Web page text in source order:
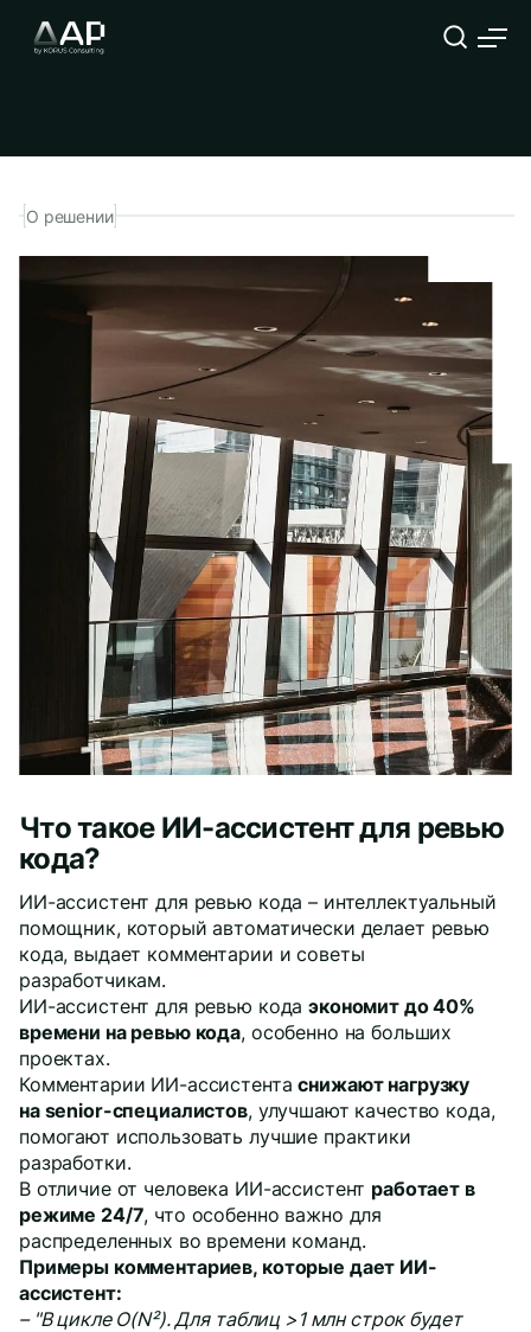
ревью кода
О решении
Что такое ИИ-ассистент для ревью
кода?
ИИ-ассистент для ревью кода – интеллектуальный
помощник, который автоматически делает ревью
кода, выдает комментарии и советы
разработчикам.
ИИ-ассистент для ревью кодаэкономит до 40%
времени на ревью кода, особенно на больших
проектах.
Комментарии ИИ-ассистентаснижают нагрузку
на senior-специалистов, улучшают качество кода,
помогают использовать лучшие практики
разработки.
В отличие от человека ИИ-ассистент работает в
режиме 24/7, что особенно важно для
распределенных во времени команд.
Примеры комментариев, которые дает ИИ-
ассистент:
– "В цикле O(N²). Для таблиц >1 млн строк будет
Компания
Должность
Телефон Корпоративный E-mail
Опишите подробнее Вашу задачу
согласиена обработку персональных данных
Политика обработки персональных данных
Oтправить
Благодарим за заявку!
После обработки заявки с вами свяжется наш
специалист.
Не волнуйтесь, если пропустите звонок, мы
обязательноперезвоним еще раз!